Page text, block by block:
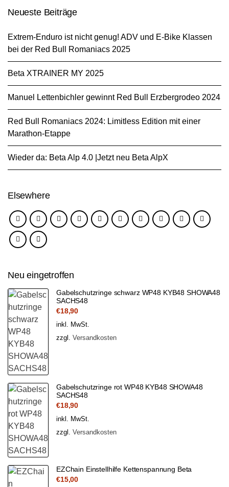
Neueste Beiträge
Extrem-Enduro ist nicht genug! ADV und E-Bike Klassen
bei der Red Bull Romaniacs 2025
Beta XTRAINER MY 2025
Manuel Lettenbichler gewinnt Red Bull Erzbergrodeo 2024
Red Bull Romaniacs 2024: Limitless Edition mit einer
Marathon-Etappe
Wieder da: Beta Alp 4.0 |Jetzt neu Beta AlpX
Elsewhere
Neu eingetroffen
Gabelschutzringe schwarz WP48 KYB48 SHOWA48
SACHS48
€18,90
inkl. MwSt.
zzgl. Versandkosten
Gabelschutzringe rot WP48 KYB48 SHOWA48
SACHS48
€18,90
inkl. MwSt.
zzgl. Versandkosten
EZChain Einstellhilfe Kettenspannung Beta
€15,00